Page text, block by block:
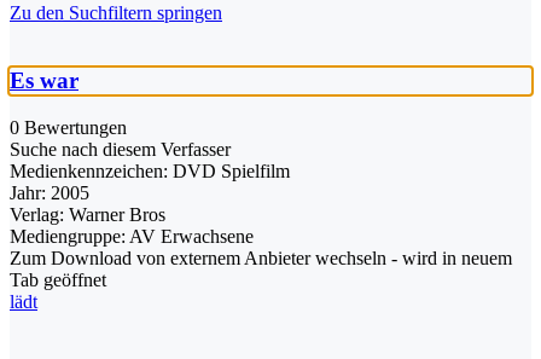
Zu den Suchfiltern springen
Es war
0 Bewertungen
Suche nach diesem Verfasser
Medienkennzeichen: DVD Spielfilm
Jahr: 2005
Verlag: Warner Bros
Mediengruppe: AV Erwachsene
Zum Download von externem Anbieter wechseln - wird in neuem
Tab geöffnet
lädt